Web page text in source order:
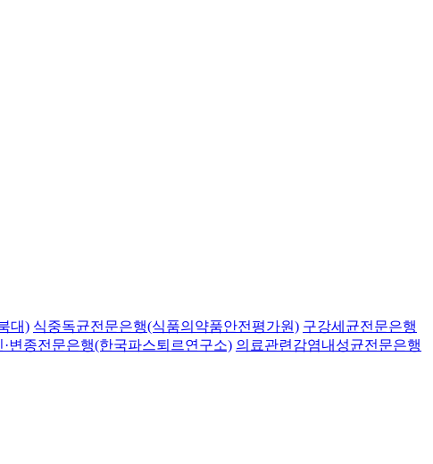
대) 식중독균전문은행(식품의약품안전평가원) 구강세균전문은행
·변종전문은행(한국파스퇴르연구소) 의료관련감염내성균전문은행